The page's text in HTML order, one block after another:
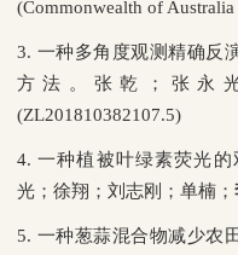
(Commonwealth of Australia
3. 一种多角度观测精确反
方法。张乾；张永
(ZL201810382107.5)
4.一种植被叶绿素荧光
光；徐翔；刘志刚；单楠；
5. 一种葱蒜混合物减少农